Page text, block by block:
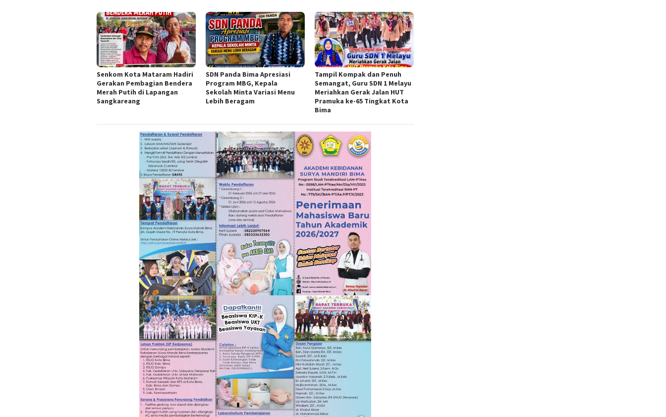
Senkom Kota Mataram Hadiri
Gerakan Pembagian Bendera
Merah Putih di Lapangan
Sangkareang
SDN Panda Bima Apresiasi
Program MBG, Kepala
Sekolah Minta Variasi Menu
Lebih Beragam
Tampil Kompak dan Penuh
Semangat, Guru SDN 1 Melayu
Meriahkan Gerak Jalan HUT
Pramuka ke-65 Tingkat Kota
Bima